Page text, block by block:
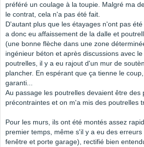
préféré un coulage à la toupie. Malgré ma
le contrat, cela n'a pas été fait.
D'autant plus que les étayages n'ont pas
a donc eu affaissement de la dalle et
(une bonne flèche dans une zone
ingénieur béton et après discussions avec
poutrelles, il y a eu rajout d'un mur de
plancher. En espérant que ça tienne le
garanti...
Au passage les poutrelles devaient être des
précontraintes et on m'a mis des poutrelles
Pour les murs, ils ont été montés assez
premier temps, même s'il y a eu des
fenêtre et porte garage), rectifié bien